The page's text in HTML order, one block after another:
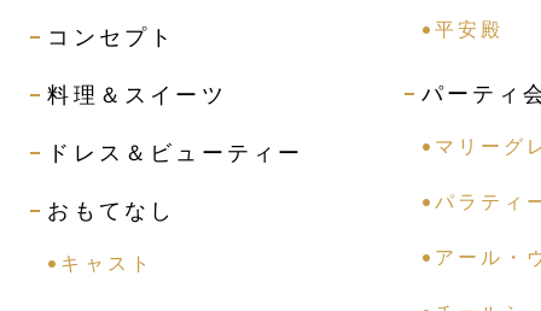
コンセプト
料理＆スイーツ
ドレス＆ビューティー
おもてなし
キャスト
平安殿
パーティ
マリーグ
パラティ
アール・